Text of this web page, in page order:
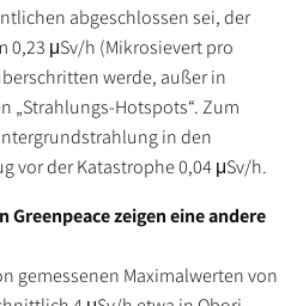
abgeschlossen sei, der
0,23 μSv/h (Mikrosievert pro
werde, außer in
„Strahlungs-Hotspots“. Zum
in den
vor der Katastrophe 0,04 μSv/h.
Greenpeace zeigen eine andere
gemessenen Maximalwerten von